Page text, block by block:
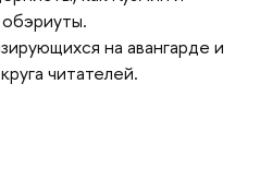
на авангарде и
читателей.